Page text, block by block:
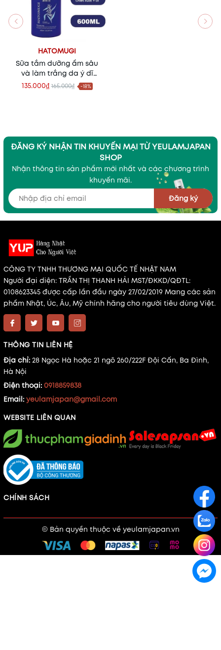
HATOMUGI
Sữa tắm dưỡng ẩm sâu
và làm trắng da ý dĩ
Hatomugi 600ml
135.000₫ 165.000₫ -18%
ĐĂNG KÝ NHẬN TIN KHUYẾN MẠI TỪ YEULAMJAPAN
SHOP
Nhận thông tin sản phẩm mới nhất và các chương trình
khuyến mãi.
Đăng ký
CÔNG TY TNHH THƯƠNG MẠI QUỐC TẾ NHẬT NAM
Người đại diện: TRẦN THỊ THANH HẢI MST/ĐKKD/QĐTL:
0108623345 được cấp lần đầu ngày 27/02/2019 Mang các sản
phẩm Nhật, Úc, Âu, Mỹ chính hãng cho người tiêu dùng Việt.
THÔNG TIN LIÊN HỆ
Địa chỉ: 28 Ngọc Hà hoặc 21 ngõ 260/222F Đội Cấn, Ba Đình,
Hà Nội
Điện thoại: 0918859838
Email: yeulamjapan@gmail.com
WEBSITE LIÊN QUAN
CHÍNH SÁCH
© Bản quyền thuộc về yeulamjapan.vn